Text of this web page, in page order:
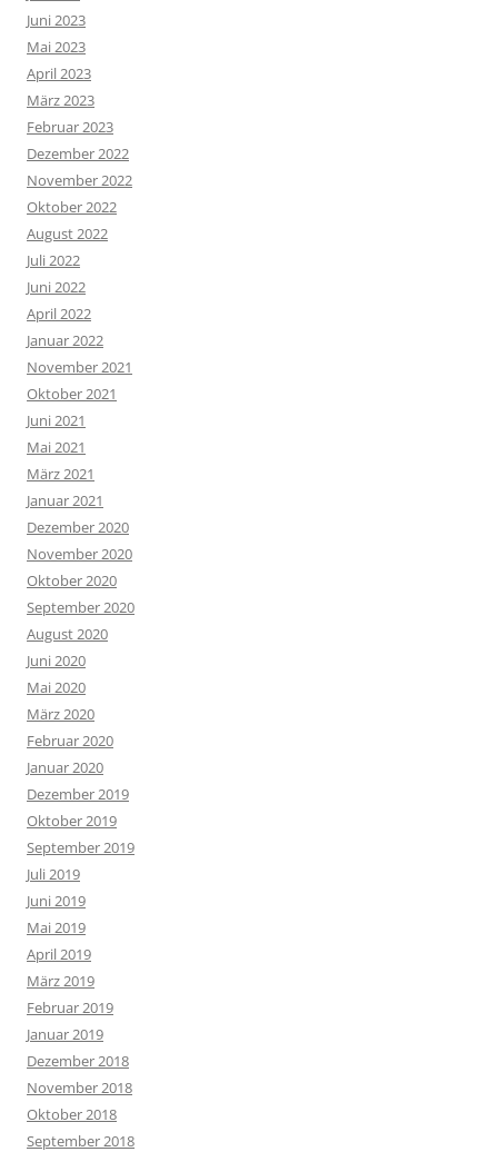
Juni 2023
Mai 2023
April 2023
März 2023
Februar 2023
Dezember 2022
November 2022
Oktober 2022
August 2022
Juli 2022
Juni 2022
April 2022
Januar 2022
November 2021
Oktober 2021
Juni 2021
Mai 2021
März 2021
Januar 2021
Dezember 2020
November 2020
Oktober 2020
September 2020
August 2020
Juni 2020
Mai 2020
März 2020
Februar 2020
Januar 2020
Dezember 2019
Oktober 2019
September 2019
Juli 2019
Juni 2019
Mai 2019
April 2019
März 2019
Februar 2019
Januar 2019
Dezember 2018
November 2018
Oktober 2018
September 2018